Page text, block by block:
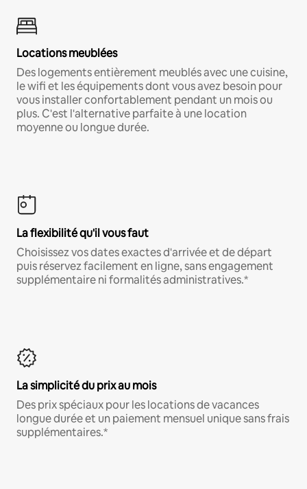
Locations meublées
Des logements entièrement meublés avec une cuisine,
le wifi et les équipements dont vous avez besoin pour
vous installer confortablement pendant un mois ou
plus. C'est l'alternative parfaite à une location
moyenne ou longue durée.
La flexibilité qu'il vous faut
Choisissez vos dates exactes d'arrivée et de départ
puis réservez facilement en ligne, sans engagement
supplémentaire ni formalités administratives.*
La simplicité du prix au mois
Des prix spéciaux pour les locations de vacances
longue durée et un paiement mensuel unique sans frais
supplémentaires.*